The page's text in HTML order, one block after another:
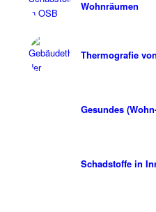
Wohnräumen
Thermografie
Gesundes
Schadstoffe in